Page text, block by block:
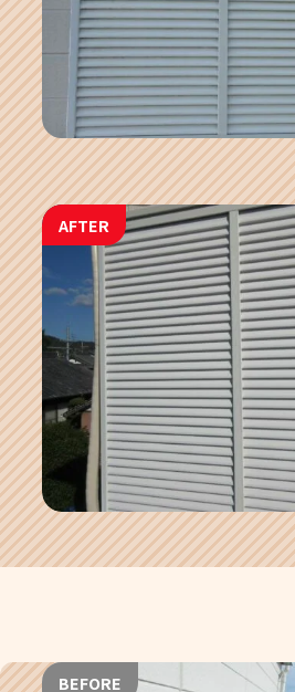
AFTER
BEFORE